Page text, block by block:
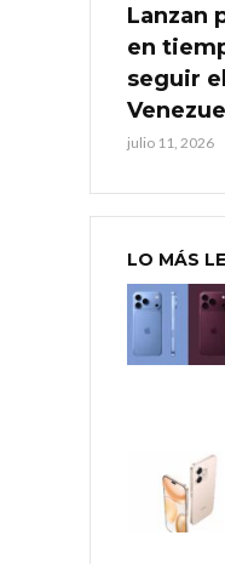
Lanzan
en
seguir
julio 11, 2026
LO MÁS